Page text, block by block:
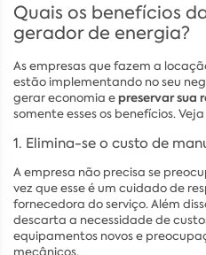
Quais os benefícios
gerador de energia?
As empresas que fazem a
estão implementando no seu
gerar economia epreservar sua
somente esses os benefícios.
1. Elimina-se o custo de
A empresa não precisa se
vez que esse é um cuidado de
fornecedora do serviço. Além
descarta a necessidade de
equipamentos novos e
mecânicos.